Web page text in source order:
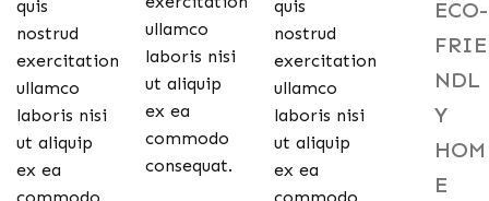
quis
nostrud
exercitation
ullamco
laboris nisi
ut aliquip
ex ea
commodo
ullamco
laboris nisi
ut aliquip
ex ea
commodo
consequat.
quis
nostrud
exercitation
ullamco
laboris nisi
ut aliquip
ex ea
commodo
ECO-
FRIE
NDL
Y
HOM
E